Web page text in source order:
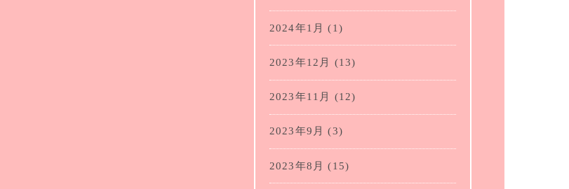
2024年1月 (1)
2023年12月 (13)
2023年11月 (12)
2023年9月 (3)
2023年8月 (15)